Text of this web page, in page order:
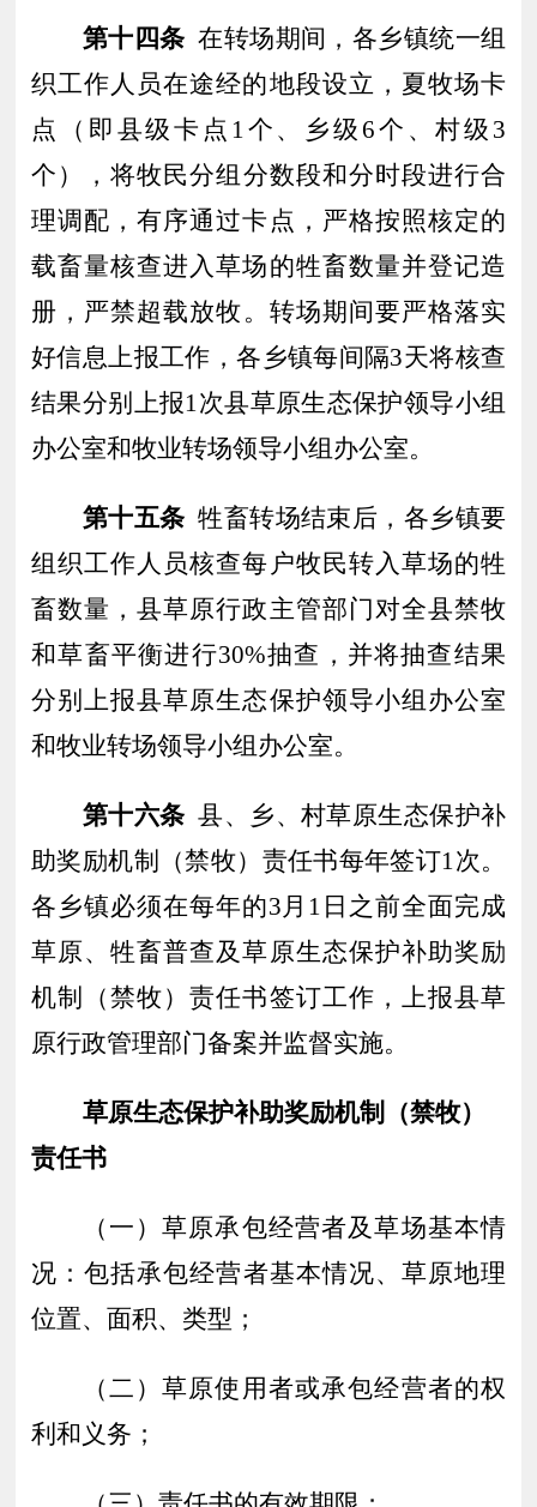
第十四条 在转场期间，各乡镇统一组
织工作人员在途经的地段设立 ，夏牧场卡
点
（即县级卡点 1个、乡级6个、村级3
个 ） ，将牧民分组分数段和分时段进行合
理调配，有序通过卡点， 严格按照核定的
载畜量核查进入草场的牲畜数量并登记造
册 ，严禁超载放牧。 转场期间要严格落实
好信息上报工作，各乡镇每间隔3天将核查
结果分别 上报1次县草原生态保护领导小组
办公室和牧业转场领导小组办公室。
第十五条 牲畜转场结束后，各乡镇要
组织工作人员核查每户牧民转入草场的牲
畜数量 ，县草原行政主管部门对全县禁牧
和草畜平衡进行30%抽查 ，并将抽查结果
分别上报县草原生态保护领导小组办公室
和牧业转场领导小组办公室。
第十六条 县、乡、村草原生态保护补
助奖励机制（禁牧）责任书每年签订1次。
各乡镇必须在每年的3月1日之前全面完成
草原、牲畜普查及草原生态保护补助奖励
机制（禁牧）责任书签订工作，上报县草
原行政管理部门备案并监督实施。
草原生态保护补助奖励机制（禁牧）
责任书
（一）草原承包经营者及草场基本情
况 ：包括承包经营者基本情况、 草原地理
位置、面积、类型 ；
（二）草原使用者或承包经营者的权
利和义务 ；